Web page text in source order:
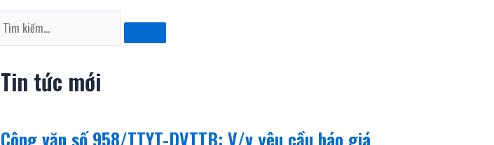
kiếm
Tin tức mới
Công văn số 958/TTYT-DVTTB: V/v yêu cầu báo giá